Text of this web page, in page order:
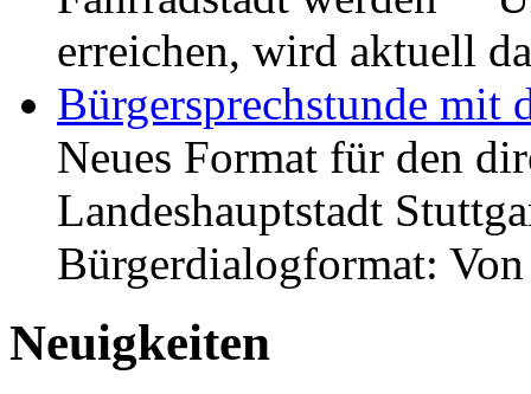
erreichen, wird aktuell
Bürgersprechstunde mit
Neues Format für den
Landeshauptstadt
Bürgerdialogformat:
Neuigkeiten